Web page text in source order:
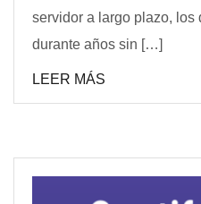
servidor a largo plazo, los
durante años sin […]
LEER MÁS